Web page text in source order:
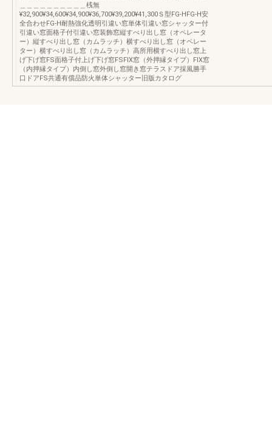
＿＿＿＿＿＿＿＿＿＿桟無
¥32,900¥34,600¥34,900¥36,700¥39,200¥41,300Ｓ型FG-HFG-H安
全合わせFG-H耐熱強化透明引違い窓単体引違い窓シャッター付
引違い窓面格子付引違い窓装飾窓縦すべり出し窓（オペレータ
ー）縦すべり出し窓（カムラッチ）横すべり出し窓（オペレー
ター）横すべり出し窓（カムラッチ）高所用横すべり出し窓上
げ下げ窓FS面格子付上げ下げ窓FSFIX窓（外押縁タイプ）FIX窓
（内押縁タイプ）内倒し窓外倒し窓開き窓テラスドア採風勝手
口ドアFS共通有償品防火単体シャッター旧版カタログ